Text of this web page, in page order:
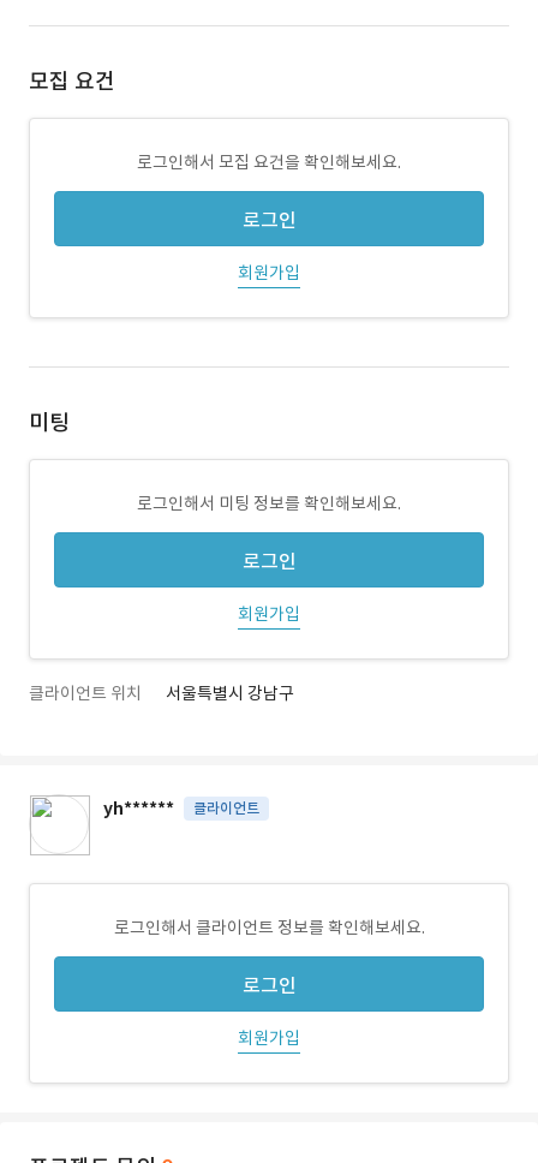
모집 요건
로그인해서 모집 요건을 확인해보세요.
로그인
회원가입
미팅
로그인해서 미팅 정보를 확인해보세요.
로그인
회원가입
클라이언트 위치 서울특별시 강남구
yh****** 클라이언트
로그인해서 클라이언트 정보를 확인해보세요.
로그인
회원가입